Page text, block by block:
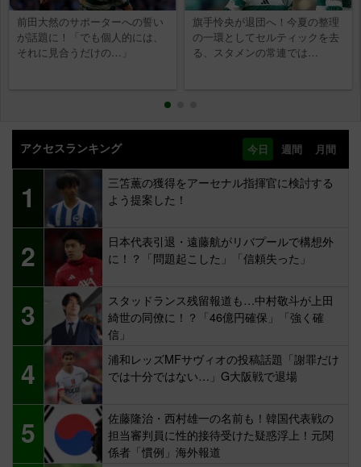
前田大然のサポーターへの誓い
が話題に！「でも個人的には、
それに見合うだけの…」
旗手怜央が退団へ！今夏の整理
の一環としてセルティックを去
る、スタメンの常連では…
アクセスランキング 今日 週間 月間
1
三笘薫の獲得をアーセナル指揮官に検討する
よう提案した！
2
日本代表引退・遠藤航がリバプールで構想外
に！？「問題起こした」「信頼失った」
3
スタッドランス残留報道も…中村敬斗が上田
綺世の同僚に！？「46億円確保」「強く確
信」
4
浦和レッズMFサヴィオの投稿話題「謝罪だけ
では十分ではない…」G大阪戦で退場
5
佐藤隆治・西村雄一の名前も！韓国代表戦の
担当審判員に性的接待受けた疑惑浮上！元関
係者「慣例」海外報道